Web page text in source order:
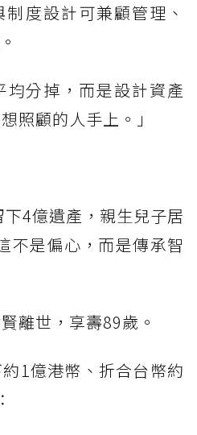
制度設計可兼顧管理、
均分掉，而是設計資產
照顧的人手上。」
4億遺產，親生兒子居
不是偏心，而是傳承智
離世，享壽89歲。
1億港幣、折合台幣約